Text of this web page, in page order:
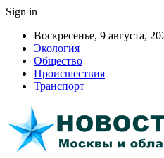
Sign in
Воскресенье, 9 августа,
Экология
Общество
Происшествия
Транспорт